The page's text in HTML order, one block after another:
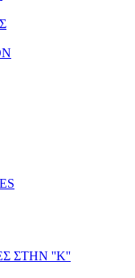
ΣΤΗΝ ''Κ''